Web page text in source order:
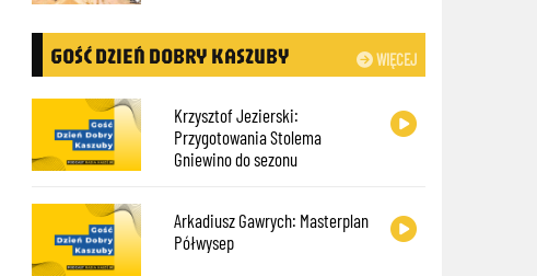
WIĘCEJ
GOŚĆ DZIEŃ DOBRY KASZUBY
Krzysztof Jezierski:
Przygotowania Stolema
Gniewino do sezonu
Arkadiusz Gawrych: Masterplan
Półwysep